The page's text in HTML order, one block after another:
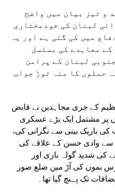
و تیز بیان میں واضح
لبنان کی خودمختاری
میں کی گئی ہے اور یہ
کے معاہدے کی مسلسل
لبنان کے پرامن
حملوں کا منہ توڑ جواب
تنظیم کے جری مجاہدین نے قابض
پر مشتمل ایک بڑے عسکری
باریک بینی سے نگرانی کی،
سے وادی حسن کے علاقے کی
کی شدید گولہ باری اور
بموں کی آڑ میں ضلع صور
تک پہنچ گیا تھا۔